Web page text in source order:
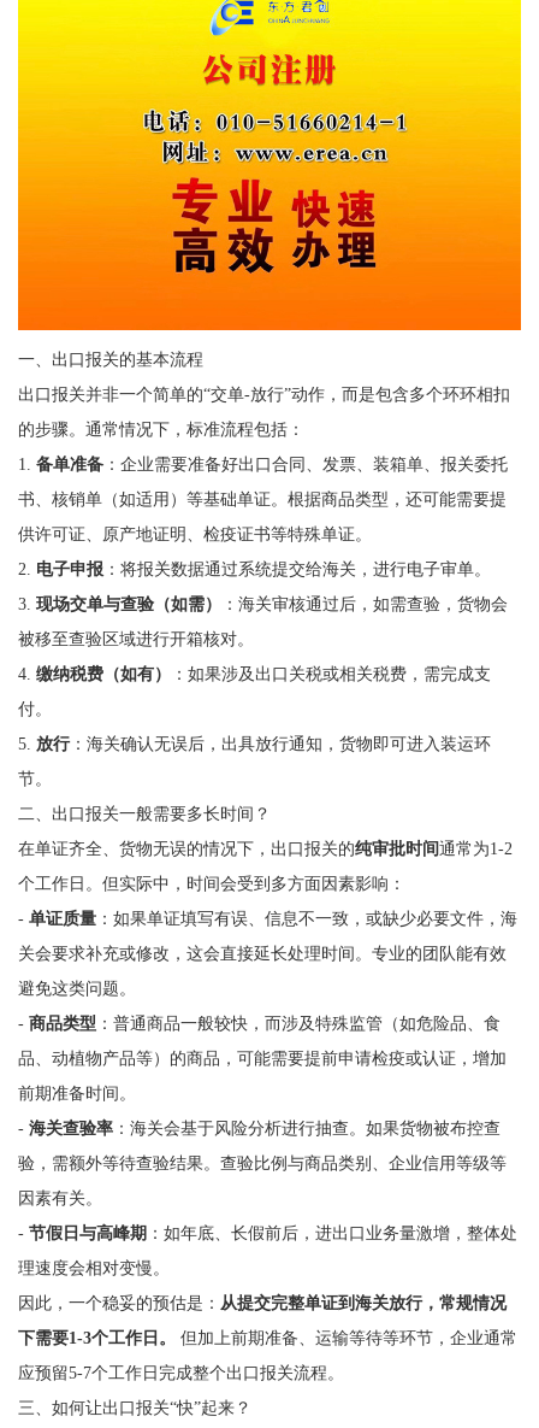
一、出口报关的基本流程
出口报关并非一个简单的“交单-放行”动作，而是包含多个环环相扣
的步骤。通常情况下，标准流程包括：
1. 备单准备：企业需要准备好出口合同、发票、装箱单、报关委托
书、核销单（如适用）等基础单证。根据商品类型，还可能需要提
供许可证、原产地证明、检疫证书等特殊单证。
2. 电子申报：将报关数据通过系统提交给海关，进行电子审单。
3. 现场交单与查验（如需）
：海关审核通过后，如需查验，货物会
被移至查验区域进行开箱核对。
4. 缴纳税费（如有）
：如果涉及出口关税或相关税费，需完成支
付。
5. 放行：海关确认无误后，出具放行通知，货物即可进入装运环
节。
二、出口报关一般需要多长时间？
在单证齐全、货物无误的情况下，出口报关的纯审批时间通常为1-2
个工作日。但实际中，时间会受到多方面因素影响：
- 单证质量：如果单证填写有误、信息不一致，或缺少必要文件，海
关会要求补充或修改，这会直接延长处理时间。专业的团队能有效
避免这类问题。
- 商品类型 ：普通商品一般较快，而涉及特殊监管（如危险品、食
品、动植物产品等）的商品，可能需要提前申请检疫或认证，增加
前期准备时间。
- 海关查验率：海关会基于风险分析进行抽查。如果货物被布控查
验，需额外等待查验结果。查验比例与商品类别、企业信用等级等
因素有关。
- 节假日与高峰期 ：如年底、长假前后，进出口业务量激增，整体处
理速度会相对变慢。
因此，一个稳妥的预估是： 从提交完整单证到海关放行，常规情况
下需要1-3个工作日。
但加上前期准备、运输等待等环节，企业通常
应预留5-7个工作日完成整个出口报关流程。
三、如何让出口报关“快”起来？